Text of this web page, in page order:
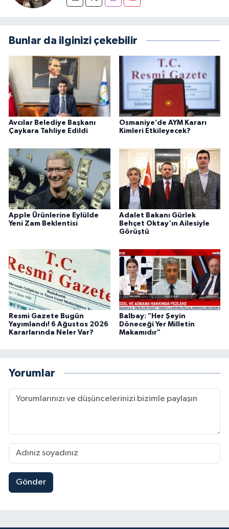
Bunlar da ilginizi çekebilir
Avcılar Belediye Başkanı
Çaykara Tahliye Edildi
Osmaniye’de AYM Kararı
Kimleri Etkileyecek?
Apple Ürünlerine Eylülde
Yeni Zam Beklentisi
Adalet Bakanı Gürlek
Behçet Oktay'ın Ailesiyle
Görüştü
Resmi Gazete Bugün
Yayımlandı! 6 Ağustos 2026
Kararlarında Neler Var?
Balbay: "Her Şeyin
Döneceği Yer Milletin
Makamıdır"
Yorumlar
Gönder